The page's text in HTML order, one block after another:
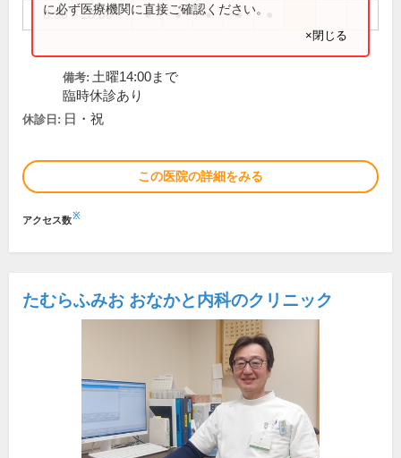
8:30～18:00 ● ● ● ●
に必ず医療機関に直接ご確認ください。
×閉じる
備考: 土曜14:00まで
臨時休診あり
休診日: 日・祝
この医院の詳細をみる
アクセス数※
たむらふみお おなかと内科のクリニック